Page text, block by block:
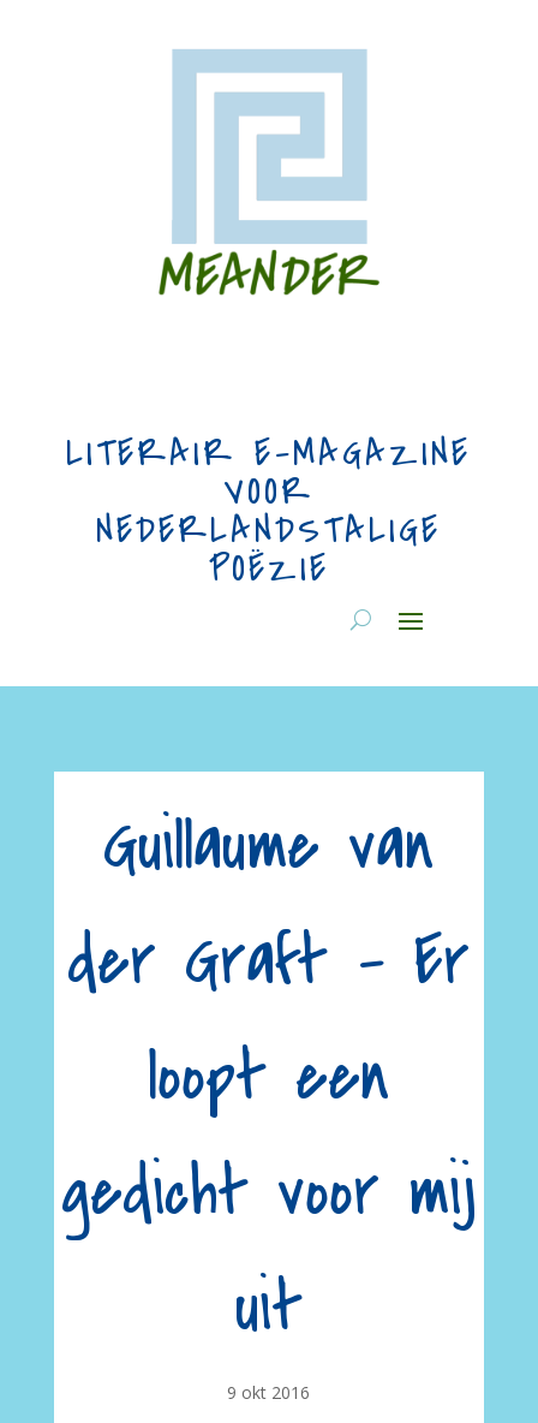
LITERAIR E-MAGAZINE
VOOR
NEDERLANDSTALIGE
POËZIE
Guillaume van
der Graft – Er
loopt een
gedicht voor mij
uit
9 okt 2016